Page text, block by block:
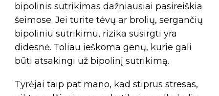
bipolinis sutrikimas dažniausiai pasireiškia
šeimose. Jei turite tėvų ar brolių, sergančių
bipoliniu sutrikimu, rizika susirgti yra
didesnė. Toliau ieškoma genų, kurie gali
būti atsakingi už bipolinį sutrikimą.
Tyrėjai taip pat mano, kad stiprus stresas,